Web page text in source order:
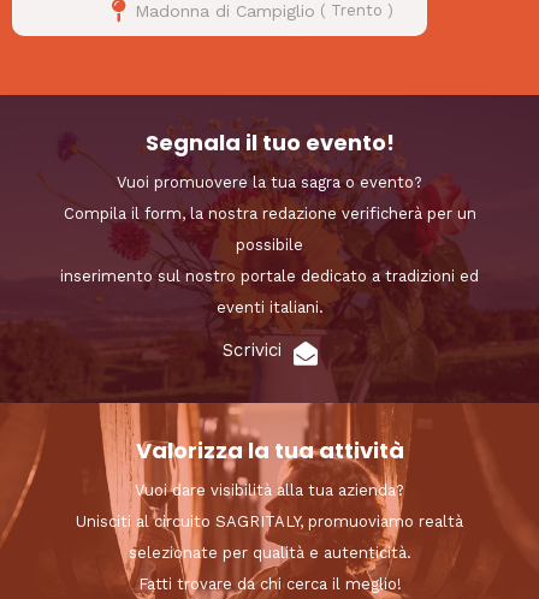
Madonna di Campiglio ( Trento )
Segnala il tuo evento!
Vuoi promuovere la tua sagra o evento?
Compila il form, la nostra redazione verificherà per un
possibile
inserimento sul nostro portale dedicato a tradizioni ed
eventi italiani.
Scrivici
Valorizza la tua attività
Vuoi dare visibilità alla tua azienda?
Unisciti al circuito SAGRITALY, promuoviamo realtà
selezionate per qualità e autenticità.
Fatti trovare da chi cerca il meglio!